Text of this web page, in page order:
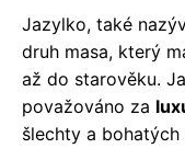
Jazylko, také
druh masa, který
až do starověku.
považováno za
šlechty a